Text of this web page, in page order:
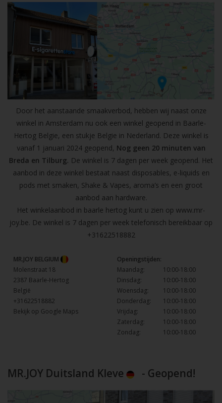
Door het aanstaande smaakverbod, hebben wij naast onze
winkel in Amsterdam nu ook een winkel geopend in Baarle-
Hertog Belgie, een stukje Belgie in Nederland. Deze winkel is
vanaf 1 januari 2024 geopend, Nog geen 20 minuten van
Breda en Tilburg. De winkel is 7 dagen per week geopend. Het
aanbod in deze winkel bestaat naast disposables, e-liquids en
pods met smaken, Shake & Vapes, aroma’s en een groot
aanbod aan hardware.
Het winkelaanbod in baarle hertog kunt u zien op www.mr-
joy.be. De winkel is 7 dagen per week telefonisch bereikbaar op
+31622518882
MR.JOY BELGIUM
Molenstraat 18
2387 Baarle-Hertog
België
+31622518882
Bekijk op Google Maps
Openingstijden:
Maandag:
10:00-18:00
Dinsdag:
10:00-18:00
Woensdag:
10:00-18:00
Donderdag:
10:00-18:00
Vrijdag:
10:00-18:00
Zaterdag:
10:00-18:00
Zondag:
10:00-18:00
MR.JOY Duitsland Kleve - Geopend!